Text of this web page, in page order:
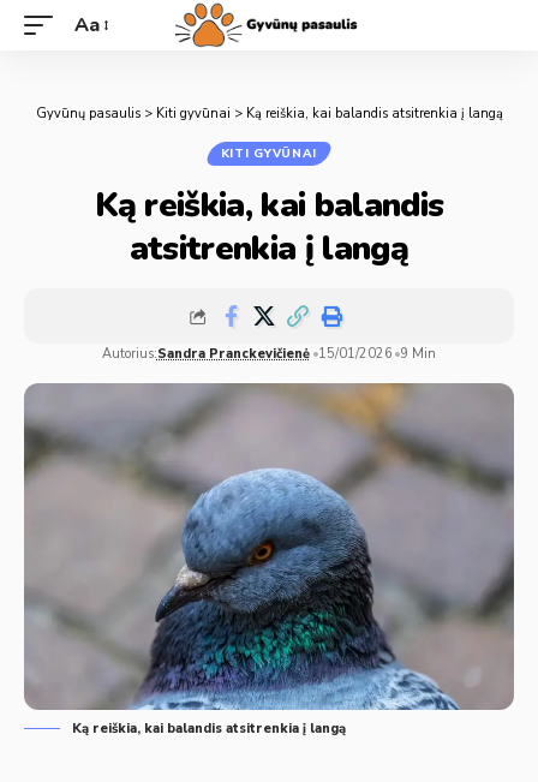
Aa
Gyvūnų pasaulis> Kiti gyvūnai > Ką reiškia, kai balandis atsitrenkia į langą
KITI GYVŪNAI
Ką reiškia, kai balandis
atsitrenkia į langą
Autorius:Sandra Pranckevičienė 15/01/2026 9 Min
Ką reiškia, kai balandis atsitrenkia į langą